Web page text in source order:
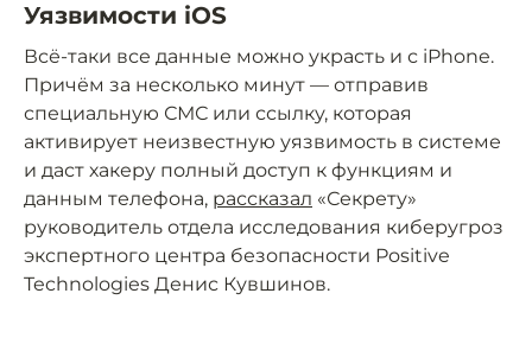
Уязвимости iOS
Всё-таки все данные можно украсть и с iPhone.
Причём за несколько минут — отправив
специальную СМС или ссылку, которая
активирует неизвестную уязвимость в системе
и даст хакеру полный доступ к функциям и
данным телефона, рассказал «Секрету»
руководитель отдела исследования киберугроз
экспертного центра безопасности Positive
Technologies Денис Кувшинов.